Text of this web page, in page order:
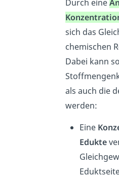
Durch eine
sich das
chemischen
Dabei kann
als auch die
werden:
Eine
Edukte